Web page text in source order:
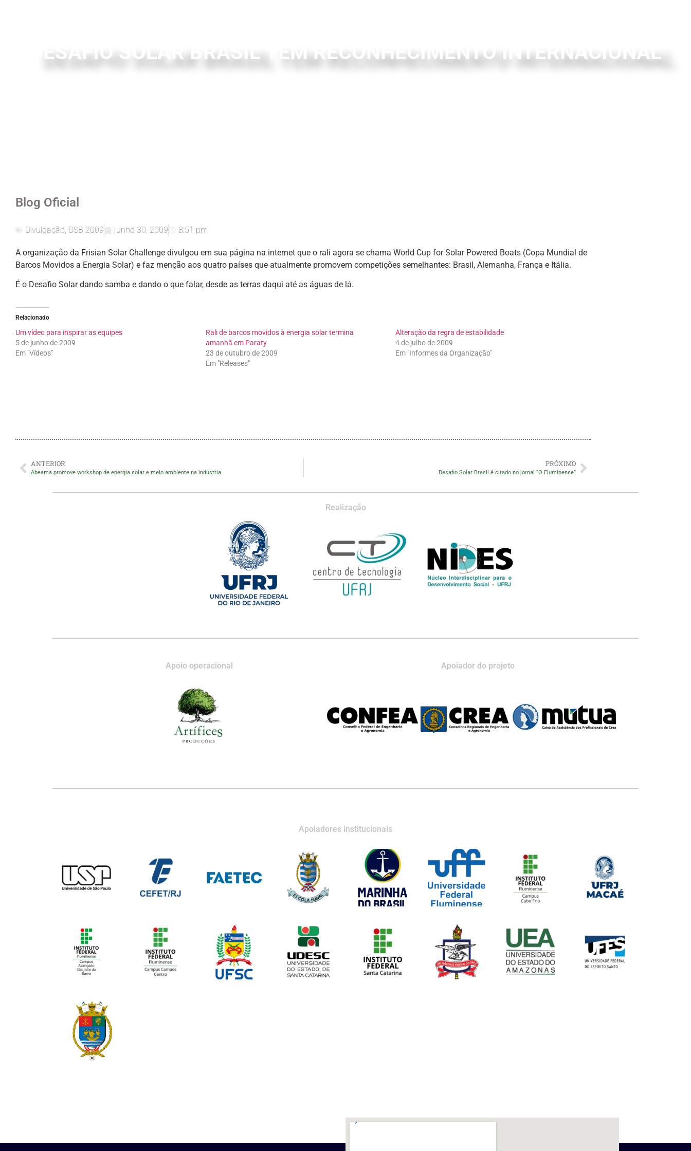
DESAFIO SOLAR BRASIL TEM RECONHECIMENTO INTERNACIONAL
Blog Oficial
Divulgação, DSB 2009 junho 30, 2009 8:51 pm
A organização da Frisian Solar Challenge divulgou em sua página na internet que o rali agora se chama World Cup for Solar Powered Boats (Copa Mundial de
Barcos Movidos a Energia Solar) e faz menção aos quatro países que atualmente promovem competições semelhantes: Brasil, Alemanha, França e Itália.
É o Desafio Solar dando samba e dando o que falar, desde as terras daqui até as águas de lá.
Relacionado
Um vídeo para inspirar as equipes
5 de junho de 2009
Em "Vídeos"
Rali de barcos movidos à energia solar termina
amanhã em Paraty
23 de outubro de 2009
Em "Releases"
Alteração da regra de estabilidade
4 de julho de 2009
Em "Informes da Organização"
ANTERIOR
Abeama promove workshop de energia solar e meio ambiente na indústria
PRÓXIMO
Desafio Solar Brasil é citado no jornal “O Fluminense”
Realização
Apoio operacional Apoiador do projeto
Apoiadores institucionais